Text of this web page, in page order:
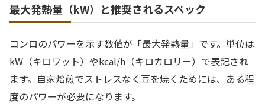
最大発熱量（kW）と推奨されるスペック
コンロのパワーを示す数値が「最大発熱量」です。単位は
kW（キロワット）やkcal/h（キロカロリー）で表記され
ます。自家焙煎でストレスなく豆を焼くためには、ある程
度のパワーが必要になります。